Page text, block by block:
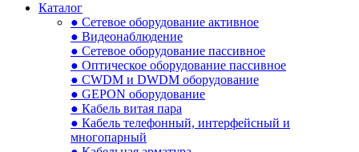
Каталог
● Сетевое оборудование активное
● Видеонаблюдение
● Сетевое оборудование пассивное
● Оптическое оборудование пассивное
● CWDM и DWDM оборудование
● GEPON оборудование
● Кабель витая пара
● Кабель телефонный, интерфейсный и
многопарный